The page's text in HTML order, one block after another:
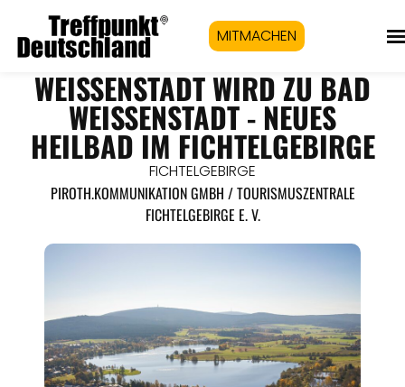
MITMACHEN
WEISSENSTADT WIRD ZU BAD W
EISSENSTADT - NEUES HE
ILBAD IM FICHTELGEBIRGE
FICHTELGEBIRGE
PIROTH.KOMMUNIKATION GMBH / TOURISMUSZENTRALE
FICHTELGEBIRGE E. V.